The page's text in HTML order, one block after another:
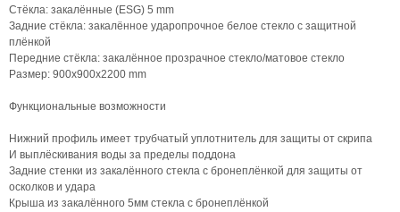
Стёкла: закалённые (ESG) 5 mm
Задние стёкла: закалённое ударопрочное белое стекло с защитной
плёнкой
Передние стёкла: закалённое прозрачное стекло/матовое стекло
Размер: 900х900х2200 mm
Функциональные возможности
Нижний профиль имеет трубчатый уплотнитель для защиты от скрипа
И выплёскивания воды за пределы поддона
Задние стенки из закалённого стекла с бронеплёнкой для защиты от
осколков и удара
Крыша из закалённого 5мм стекла с бронеплёнкой